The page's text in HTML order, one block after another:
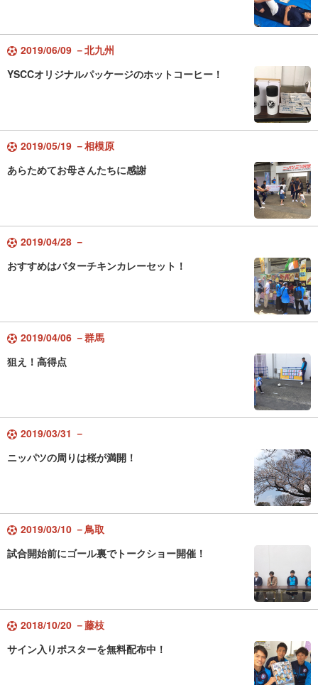
2019/06/09 －北九州
YSCCオリジナルパッケージのホットコーヒー！
2019/05/19 －相模原
あらためてお母さんたちに感謝
2019/04/28 －
おすすめはバターチキンカレーセット！
2019/04/06 －群馬
狙え！高得点
2019/03/31 －
ニッパツの周りは桜が満開！
2019/03/10 －鳥取
試合開始前にゴール裏でトークショー開催！
2018/10/20 －藤枝
サイン入りポスターを無料配布中！